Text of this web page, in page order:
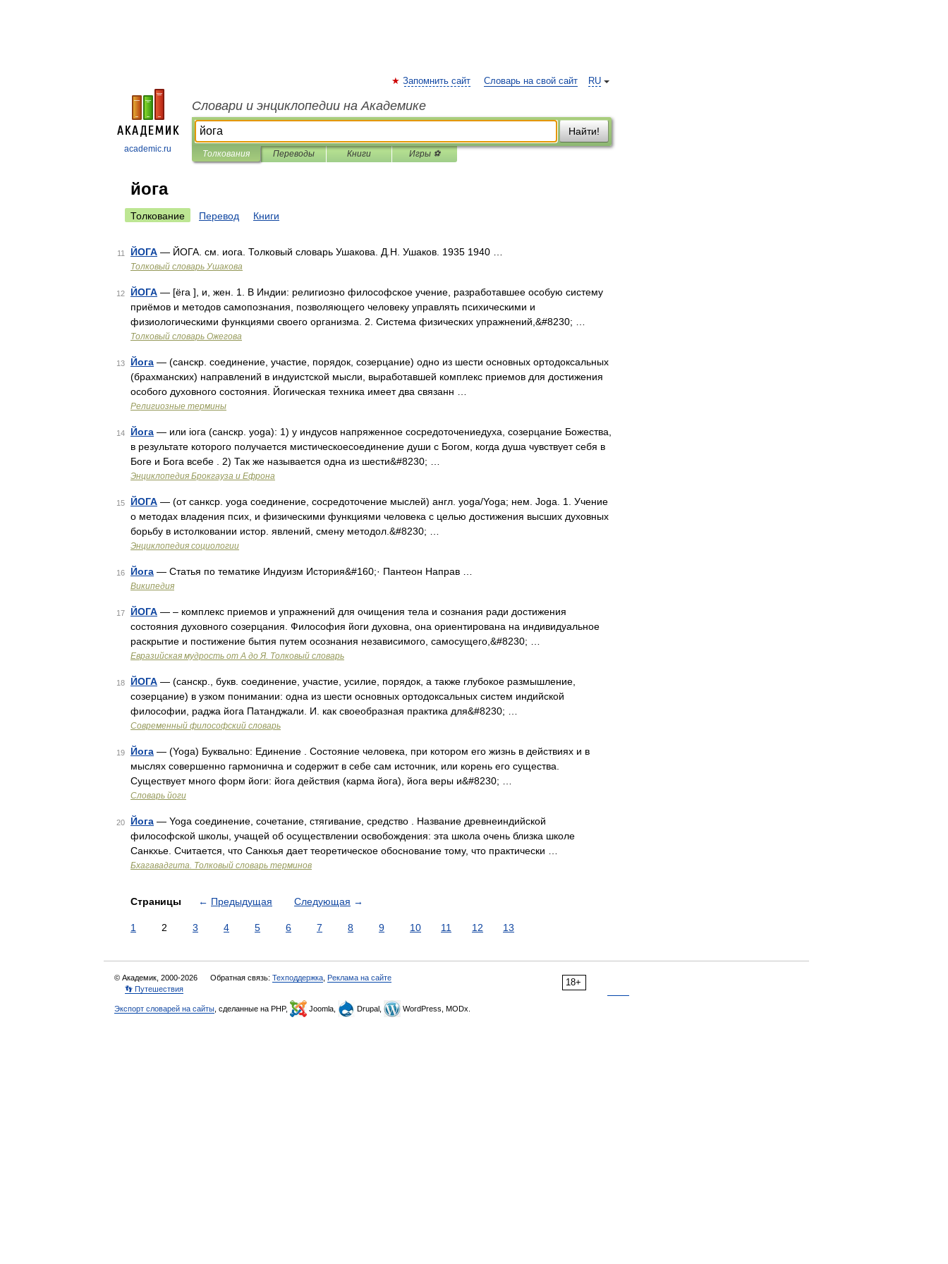
academic.ru
RU
Запомнить сайт Словарь на свой сайт
Словари и энциклопедии на Академике
Найти!
Толкования Переводы Книги Игры ⚽
йога
Толкование Перевод Книги
11 ЙОГА — ЙОГА. см. иога. Толковый словарь Ушакова. Д.Н. Ушаков. 1935 1940 …
Толковый словарь Ушакова
12 ЙОГА — [ёга ], и, жен. 1. В Индии: религиозно философское учение, разработавшее особую систему
приёмов и методов самопознания, позволяющего человеку управлять психическими и
физиологическими функциями своего организма. 2. Система физических упражнений,&#8230; …
Толковый словарь Ожегова
13 Йога — (санскр. соединение, участие, порядок, созерцание) одно из шести основных ортодоксальных
(брахманских) направлений в индуистской мысли, выработавшей комплекс приемов для достижения
особого духовного состояния. Йогическая техника имеет два связанн …
Религиозные термины
14 Йога — или iога (санскр. yoga): 1) у индусов напряженное сосредоточениедуха, созерцание Божества,
в результате которого получается мистическоесоединение души с Богом, когда душа чувствует себя в
Боге и Бога всебе . 2) Так же называется одна из шести&#8230; …
Энциклопедия Брокгауза и Ефрона
15 ЙОГА — (от санкср. yoga соединение, сосредоточение мыслей) англ. yoga/Yoga; нем. Joga. 1. Учение
о методах владения псих, и физическими функциями человека с целью достижения высших духовных
борьбу в истолковании истор. явлений, смену методол.&#8230; …
Энциклопедия социологии
16 Йога — Статья по тематике Индуизм История&#160;· Пантеон Направ …
Википедия
17 ЙОГА — – комплекс приемов и упражнений для очищения тела и сознания ради достижения
состояния духовного созерцания. Философия йоги духовна, она ориентирована на индивидуальное
раскрытие и постижение бытия путем осознания независимого, самосущего,&#8230; …
Евразийская мудрость от А до Я. Толковый словарь
18 ЙОГА — (санскр., букв. соединение, участие, усилие, порядок, а также глубокое размышление,
созерцание) в узком понимании: одна из шести основных ортодоксальных систем индийской
философии, раджа йога Патанджали. И. как своеобразная практика для&#8230; …
Современный философский словарь
19 Йога — (Yoga) Буквально: Единение . Состояние человека, при котором его жизнь в действиях и в
мыслях совершенно гармонична и содержит в себе сам источник, или корень его существа.
Существует много форм йоги: йога действия (карма йога), йога веры и&#8230; …
Словарь йоги
20 Йога — Yoga соединение, сочетание, стягивание, средство . Название древнеиндийской
философской школы, учащей об осуществлении освобождения: эта школа очень близка школе
Санкхье. Считается, что Санкхья дает теоретическое обоснование тому, что практически …
Бхагавадгита. Толковый словарь терминов
Страницы ← Предыдущая Следующая →
1 2 3 4 5 6 7 8 9 10 11 12 13
18+
© Академик, 2000-2026 Обратная связь: Техподдержка Реклама на сайте
👣 Путешествия
Экспорт словарей на сайты , сделанные на PHP, Joomla, Drupal, WordPress, MODx.